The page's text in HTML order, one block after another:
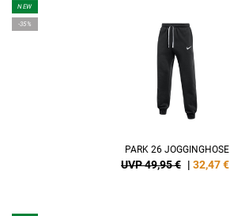
NEW
-35%
PARK 26 JOGGINGHOSE
UVP 49,95 € | 32,47€